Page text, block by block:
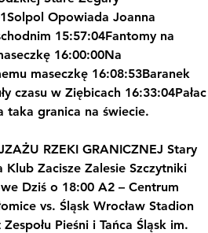
Opowiada Joanna
15:57:04Fantomy na
16:00:00Na
maseczkę 16:08:53Baranek
czasu w Ziębicach 16:33:04Pałac
taka granica na świecie.
RZEKI GRANICZNEJ Stary
Zacisze Zalesie Szczytniki
Dziś o 18:00 A2 – Centrum
vs. Śląsk Wrocław Stadion
Pieśni i Tańca Śląsk im.